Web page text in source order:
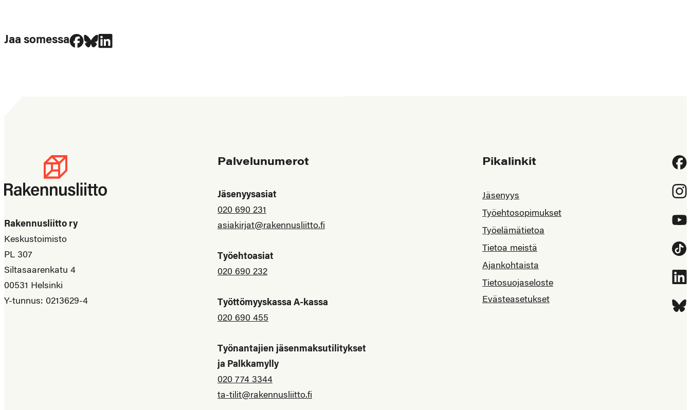
Jaa somessa
Jaa Facebookissa
Jaa Blueskyssa
Jaa LinkedIn:ssä
Rakennusliitto ry
Keskustoimisto
PL 307
Siltasaarenkatu 4
00531 Helsinki
Y-tunnus: 0213629-4
Palvelunumerot
Jäsenyysasiat
020 690 231
asiakirjat@rakennusliitto.fi
Työehtoasiat
020 690 232
Työttömyyskassa A-kassa
020 690 455
Työnantajien jäsenmaksutilitykset
ja Palkkamylly
020 774 3344
ta-tilit@rakennusliitto.fi
Pikalinkit
Jäsenyys
Työehtosopimukset
Työelämätietoa
Tietoa meistä
Ajankohtaista
Tietosuojaseloste
Evästeasetukset